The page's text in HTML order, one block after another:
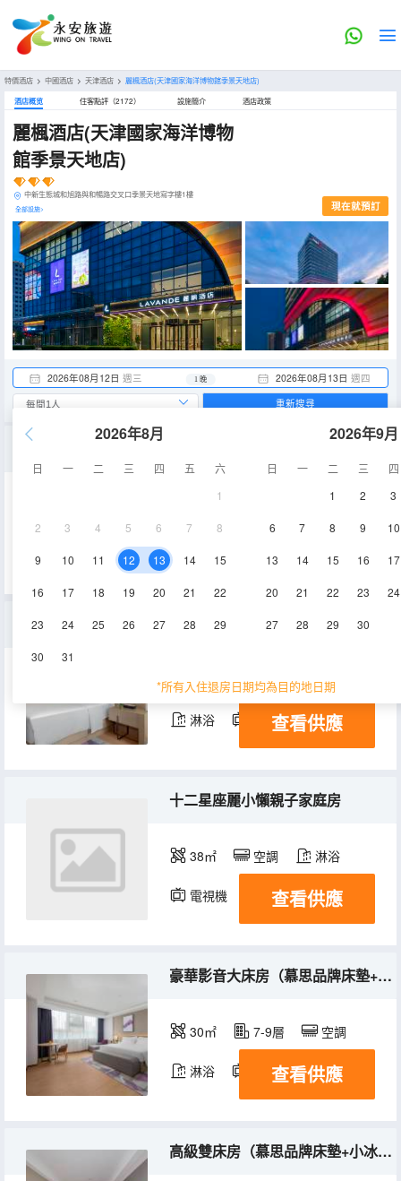
特價酒店 > 中國酒店 > 天津酒店 > 麗楓酒店(天津國家海洋博物館季景天地店)
酒店概览 住客點評（2172） 設施簡介 酒店政策
麗楓酒店(天津國家海洋博物
館季景天地店)
中新生態城和旭路與和暢路交叉口季景天地寫字樓1樓
全部設施> 現在就預訂
2026年08月12日 週三 2026年08月13日 週四
1 晚
2026年8月
日 一 二 三 四 五
六
1
2 3 4 5 6 7 8
9 10 11 12 13 14 15
16 17 18 19 20 21 22
23 24 25 26 27 28 29
30 31
2026年9月
日 一 二 三
四
1
2 3
6 7 8 9 10
13 14 15 16 17
20 21 22 23 24
27 28 29 30
*所有入住退房日期均為目的地日期
重新搜尋
空調
26㎡ 7-9層 空調
淋浴 電視機
查看供應
十二星座麗小懶親子家庭房
38㎡ 空調 淋浴
電視機 查看供應
豪華影音大床房（慕思品牌床墊+電視投屏+城市街景）
30㎡ 7-9層 空調
淋浴 電視機
查看供應
高級雙床房（慕思品牌床墊+小冰箱+電視投屏）